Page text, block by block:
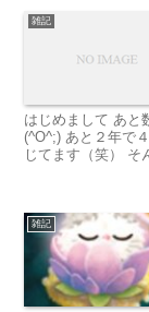
雑記
はじめまして あと
(^O^;) あと２年で
じてます（笑） そ
雑記